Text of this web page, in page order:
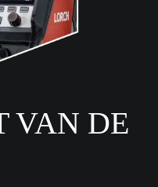
VAN DE